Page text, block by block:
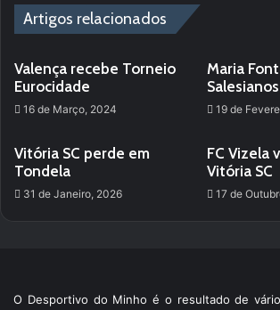
Artigos relacionados
Valença recebe Torneio
Eurocidade
16 de Março, 2024
Maria
Salesianos
19 de
Vitória SC perde em
Tondela
31 de Janeiro, 2026
FC Vizela
Vitória SC
17 de
O Desportivo do Minho é o resultado de